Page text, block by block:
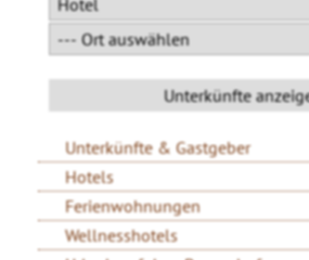
Unterkünfte & Gastgeber
Hotels
Ferienwohnungen
Wellnesshotels